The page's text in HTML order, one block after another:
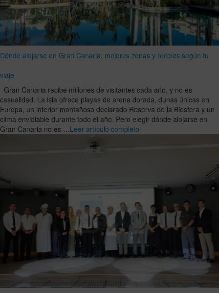
Dónde alojarse en Gran Canaria: mejores zonas y hoteles según tu
viaje
Gran Canaria recibe millones de visitantes cada año, y no es
casualidad. La isla ofrece playas de arena dorada, dunas únicas en
Europa, un interior montañoso declarado Reserva de la Biosfera y un
clima envidiable durante todo el año. Pero elegir dónde alojarse en
Gran Canaria no es …Leer artículo completo